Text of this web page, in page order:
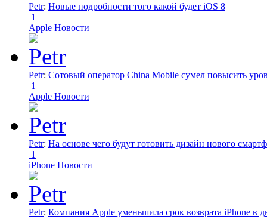
Petr: Новые подробности того какой будет iOS 8
1
Apple Новости
Petr: Сотовый оператор China Mobile сумел повысить
1
Apple Новости
Petr: На основе чего будут готовить дизайн нового
1
iPhone Новости
Petr: Компания Apple уменьшила срок возврата iPhone в